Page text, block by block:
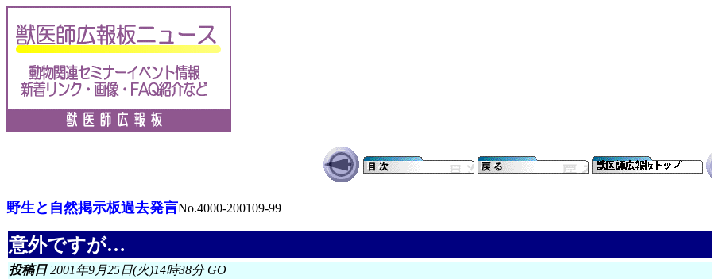
野生と自然掲示板過去発言No.4000-200109-99
意外ですが…
投稿日2001年9月25日(火)14時38分 GO